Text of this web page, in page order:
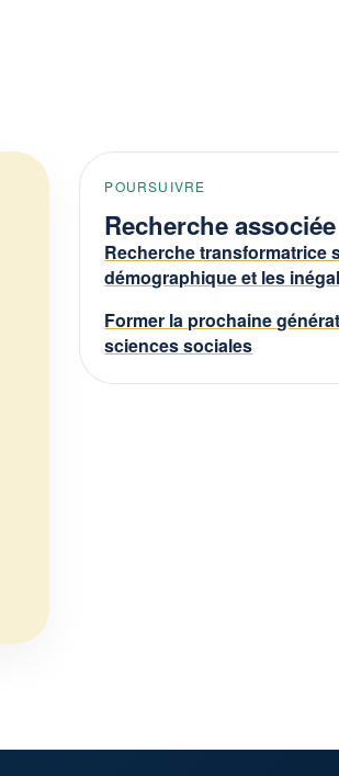
POURSUIVRE
Recherche associée
Recherche transformatrice
démographique et les
Former la prochaine
sciences sociales